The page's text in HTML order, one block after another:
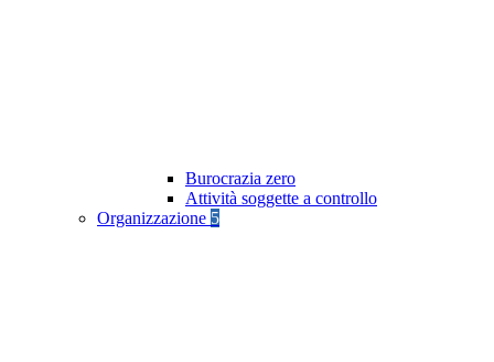
Burocrazia zero
Attività soggette a controllo
Organizzazione 5